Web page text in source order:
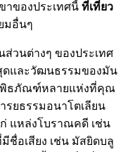
าของประเทศนี้ ที่เที่ยว
มอื่นๆ
ส่วนต่างๆ ของประเทศ
ดและวัฒนธรรมของมัน
พิธภัณฑ์หลายแห่งที่คุณ
ยธรรมอนาโตเลียน
แหล่งโบราณคดี เช่น
มีชื่อเสียง เช่น มัสยิดบลู